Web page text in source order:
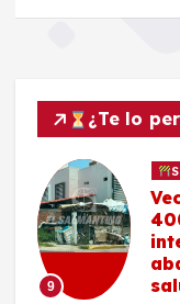
¿Te lo
9